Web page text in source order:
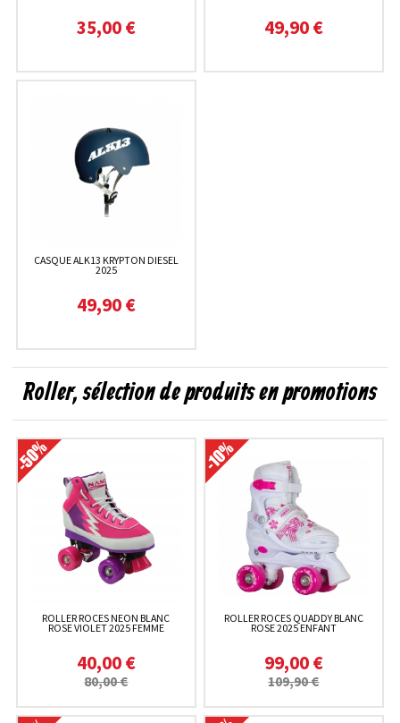
35,00 € 49,90 €
CASQUE ALK13 KRYPTON DIESEL
2025
49,90 €
Roller, sélection de produits en promotions
ROLLER ROCES NEON BLANC
ROSE VIOLET 2025 FEMME
40,00 €
80,00 €
ROLLER ROCES QUADDY BLANC
ROSE 2025 ENFANT
99,00 €
109,90 €